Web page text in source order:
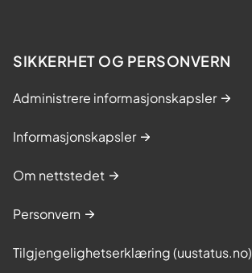
SIKKERHET OG PERSONVERN
Administrere informasjonskapsler
Informasjonskapsler
Om nettstedet
Personvern
Tilgjengelighetserklæring (uustatus.no)